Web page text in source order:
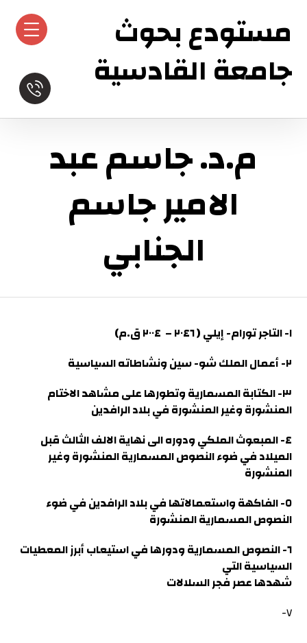
مستودع بحوث
جامعة القادسية
م.د. جاسم عبد
الامير جاسم
الجنابي
١- التاجر تورام- إيلي ( ٢٠٤٦ – ٢٠٠٤ ق.م)
٢- أعمال الملك شو- سين ونشاطاته السياسية
٣- الكتابة المسمارية وتطورها على مشاهد الاختام
المنشورة وغير المنشورة في بلاد الرافدين
٤- المبعوث الملكي ودوره الى نهاية الالف الثالث قبل
الميلاد في ضوء النصوص المسمارية المنشورة وغير
المنشورة
٥- الفاكهة واستعمالاتها في بلاد الرافدين في ضوء
النصوص المسمارية المنشورة
٦- النصوص المسمارية ودورها في استيعاب أبرز المعطيات
السياسية التي
شهدها عصر فجر السلالات
٧-